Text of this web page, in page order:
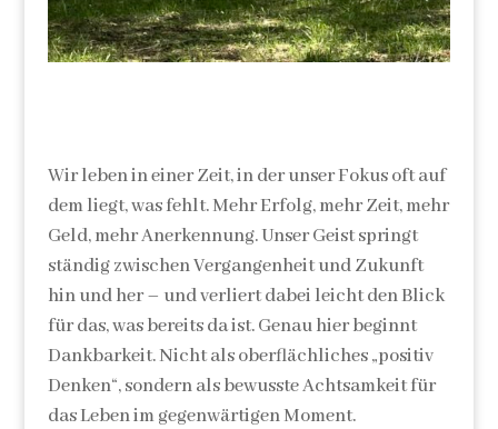
Wir leben in einer Zeit, in der unser Fokus oft auf
dem liegt, was fehlt. Mehr Erfolg, mehr Zeit, mehr
Geld, mehr Anerkennung. Unser Geist springt
ständig zwischen Vergangenheit und Zukunft
hin und her – und verliert dabei leicht den Blick
für das, was bereits da ist. Genau hier beginnt
Dankbarkeit. Nicht als oberflächliches „positiv
Denken“, sondern als bewusste Achtsamkeit für
das Leben im gegenwärtigen Moment.